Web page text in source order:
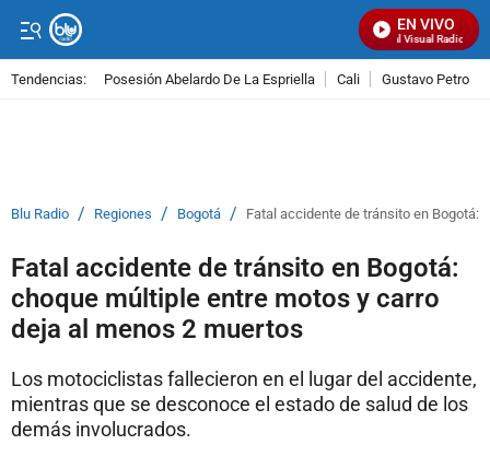
EN VIVO
Señal Visual Radio
Tendencias: Posesión Abelardo De La Espriella Cali Gustavo Petro
Blu Radio / Regiones / Bogotá / Fatal accidente de tránsito en Bogotá:
Fatal accidente de tránsito en Bogotá:
choque múltiple entre motos y carro
deja al menos 2 muertos
Los motociclistas fallecieron en el lugar del accidente,
mientras que se desconoce el estado de salud de los
demás involucrados.